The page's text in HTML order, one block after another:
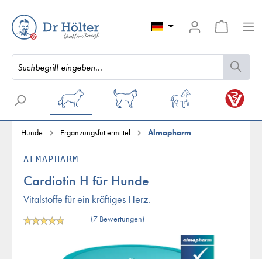
Hunde Ergänzungsfuttermittel Almapharm
ALMAPHARM
Cardiotin H für Hunde
Vitalstoffe für ein kräftiges Herz.
(7 Bewertungen)